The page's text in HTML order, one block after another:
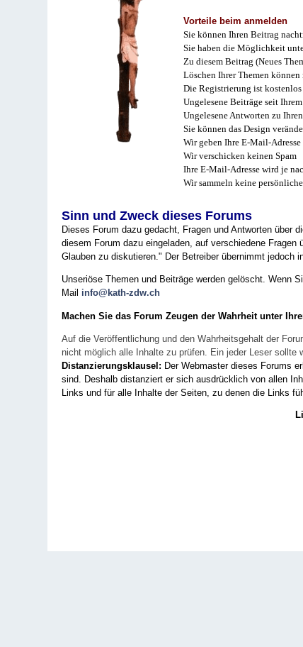
Vorteile beim anmelden
Sie können Ihren Beitrag
Sie haben die Möglichkeit
Zu diesem Beitrag (Neues
Löschen Ihrer Themen
Die Registrierung ist kostenlos
Ungelesene Beiträge seit
Ungelesene Antworten zu
Sie können das Design
Wir geben Ihre E-Mail-
Wir verschicken keinen Spam
Ihre E-Mail-Adresse wird je
Wir sammeln keine
Sinn und Zweck dieses Forums
Dieses Forum dazu gedacht, Fragen und Antworten über
diesem Forum dazu eingeladen, auf verschiedene
Glauben zu diskutieren." Der Betreiber übernimmt jedoch
Unseriöse Themen und Beiträge werden gelöscht. Wenn
Mail info@kath-zdw.ch
Machen Sie das Forum Zeugen der Wahrheit unter
Auf die Veröffentlichung und den Wahrheitsgehalt der
nicht möglich alle Inhalte zu prüfen. Ein jeder Leser sollte
Distanzierungsklausel: Der Webmaster dieses Forums
sind. Deshalb distanziert er sich ausdrücklich von allen
Links und für alle Inhalte der Seiten, zu denen die Links